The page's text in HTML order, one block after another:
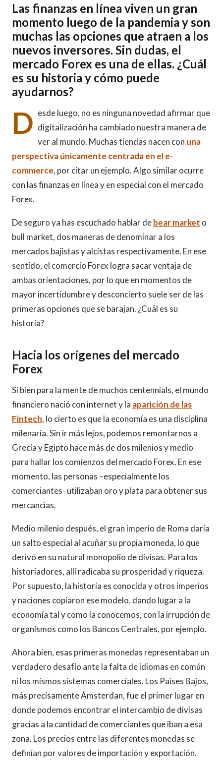
Las finanzas en línea viven un gran
momento luego de la pandemia y son
muchas las opciones que atraen a los
nuevos inversores. Sin dudas, el
mercado Forex es una de ellas. ¿Cuál
es su historia y cómo puede
ayudarnos?
D esde luego, no es ninguna novedad afirmar que
digitalización ha cambiado nuestra manera de
ver al mundo. Muchas tiendas nacen con una
perspectiva únicamente centrada en el e-
commerce, por citar un ejemplo. Algo similar ocurre
con las finanzas en línea y en especial con el mercado
Forex.
De seguro ya has escuchado hablar debear market o
bull market, dos maneras de denominar a los
mercados bajistas y alcistas respectivamente. En ese
sentido, el comercio Forex logra sacar ventaja de
ambas orientaciones, por lo que en momentos de
mayor incertidumbre y desconcierto suele ser de las
primeras opciones que se barajan. ¿Cuál es su
historia?
Hacia los orígenes del mercado
Forex
Si bien para la mente de muchos centennials, el mundo
financiero nació con internet y la aparición de las
Fintech, lo cierto es que la economía es una disciplina
milenaria. Sin ir más lejos, podemos remontarnos a
Grecia y Egipto hace más de dos milenios y medio
para hallar los comienzos del mercado Forex. En ese
momento, las personas –especialmente los
comerciantes- utilizaban oro y plata para obtener sus
mercancías.
Medio milenio después, el gran imperio de Roma daría
un salto especial al acuñar su propia moneda, lo que
derivó en su natural monopolio de divisas. Para los
historiadores, allí radicaba su prosperidad y riqueza.
Por supuesto, la historia es conocida y otros imperios
y naciones copiaron ese modelo, dando lugar a la
economía tal y como la conocemos, con la irrupción de
organismos como los Bancos Centrales, por ejemplo.
Ahora bien, esas primeras monedas representaban un
verdadero desafío ante la falta de idiomas en común
ni los mismos sistemas comerciales. Los Países Bajos,
más precisamente Ámsterdan, fue el primer lugar en
donde podemos encontrar el intercambio de divisas
gracias a la cantidad de comerciantes que iban a esa
zona. Los precios entre las diferentes monedas se
definían por valores de importación y exportación.